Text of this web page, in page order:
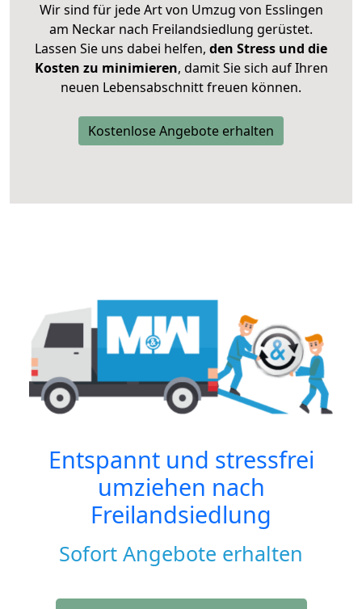
Wir sind für jede Art von Umzug von Esslingen
am Neckar nach Freilandsiedlung gerüstet.
Lassen Sie uns dabei helfen, den Stress und die
Kosten zu minimieren, damit Sie sich auf Ihren
neuen Lebensabschnitt freuen können.
Kostenlose Angebote erhalten
Entspannt und stressfrei
umziehen nach
Freilandsiedlung
Sofort Angebote erhalten